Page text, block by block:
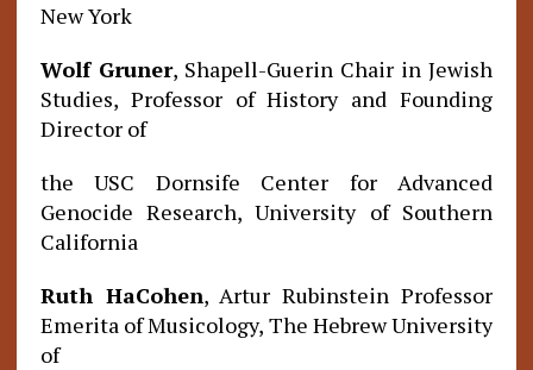
New York
Wolf Gruner, Shapell-Guerin Chair in Jewish
Studies, Professor of History and Founding
Director of
the USC Dornsife Center for Advanced
Genocide Research, University of Southern
California
Ruth HaCohen, Artur Rubinstein Professor
Emerita of Musicology, The Hebrew University
of